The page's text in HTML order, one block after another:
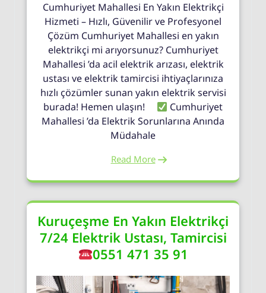
Cumhuriyet Mahallesi En Yakın Elektrikçi
Hizmeti – Hızlı, Güvenilir ve Profesyonel
Çözüm Cumhuriyet Mahallesi en yakın
elektrikçi mi arıyorsunuz? Cumhuriyet
Mahallesi ’da acil elektrik arızası, elektrik
ustası ve elektrik tamircisi ihtiyaçlarınıza
hızlı çözümler sunan yakın elektrik servisi
burada! Hemen ulaşın!
Cumhuriyet
Mahallesi ’da Elektrik Sorunlarına Anında
Müdahale
Read More
Kuruçeşme En Yakın Elektrikçi
7/24 Elektrik Ustası, Tamircisi
0551 471 35 91